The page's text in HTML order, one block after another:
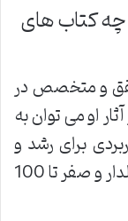
کتاب های
و متخصص در
او می توان به
برای رشد و
مراقبت از دارایی ها، چراغ جادوی پدر پولدار و صفر تا 100